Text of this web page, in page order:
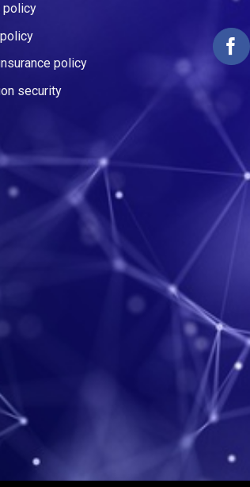
policy
policy
security